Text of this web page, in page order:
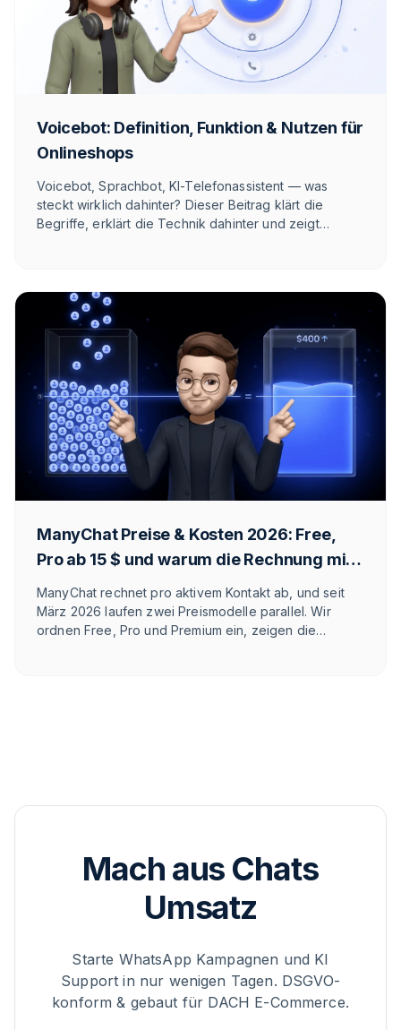
Voicebot: Definition, Funktion & Nutzen für
Onlineshops
Voicebot, Sprachbot, KI-Telefonassistent — was
steckt wirklich dahinter? Dieser Beitrag klärt die
Begriffe, erklärt die Technik dahinter und zeigt
ManyChat Preise & Kosten 2026: Free,
Pro ab 15 $ und warum die Rechnung mit
deiner Reichweite wächst
ManyChat rechnet pro aktivem Kontakt ab, und seit
März 2026 laufen zwei Preismodelle parallel. Wir
ordnen Free, Pro und Premium ein, zeigen die
Mach aus Chats
Umsatz
Starte WhatsApp Kampagnen und KI
Support in nur wenigen Tagen. DSGVO-
konform & gebaut für DACH E-Commerce.